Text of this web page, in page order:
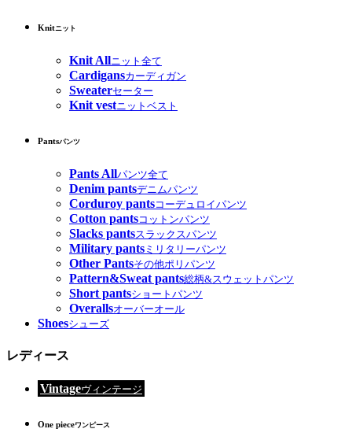
Knitニット
Knit Allニット全て
Cardigansカーディガン
Sweaterセーター
Knit vestニットベスト
Pantsパンツ
Pants Allパンツ全て
Denim pantsデニムパンツ
Corduroy pantsコーデュロイパンツ
Cotton pantsコットンパンツ
Slacks pantsスラックスパンツ
Military pants ミリタリーパンツ
Other Pantsその他ポリパンツ
Pattern&Sweat pants総柄&スウェットパンツ
Short pantsショートパンツ
Overallsオーバーオール
Shoesシューズ
レディース
Vintageヴィンテージ
One pieceワンピース